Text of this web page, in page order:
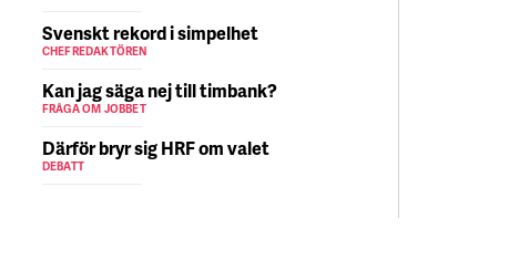
Svenskt rekord i simpelhet
CHEFREDAKTÖREN
Kan jag säga nej till timbank?
FRÅGA OM JOBBET
Därför bryr sig HRF om valet
DEBATT